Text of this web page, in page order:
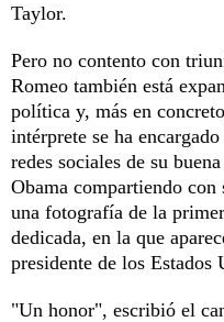
Taylor.
Pero no contento con
Romeo también está
política y, más en
intérprete se ha
redes sociales de su
Obama compartiendo
una fotografía de la
dedicada, en la que
presidente de los Estados
"Un honor", escribió el